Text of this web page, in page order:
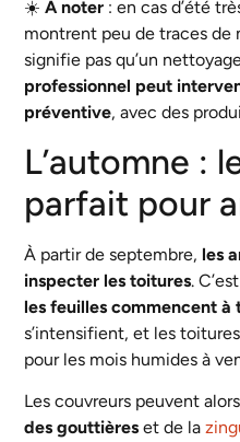
☀️À noter : en cas d’été
montrent peu de traces
signifie pas qu’un
professionnel peut
préventive, avec des
L’automne :
parfait pour
À partir de septembre, les
inspecter les toitures.
les feuilles commencent à
s’intensifient, et les
pour les mois humides à
Les couvreurs peuvent
des gouttières et de la